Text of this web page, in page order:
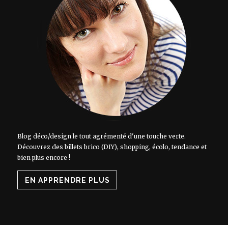
Blog déco/design le tout agrémenté d'une touche verte.
Découvrez des billets brico (DIY), shopping, écolo, tendance et
bien plus encore !
EN APPRENDRE PLUS